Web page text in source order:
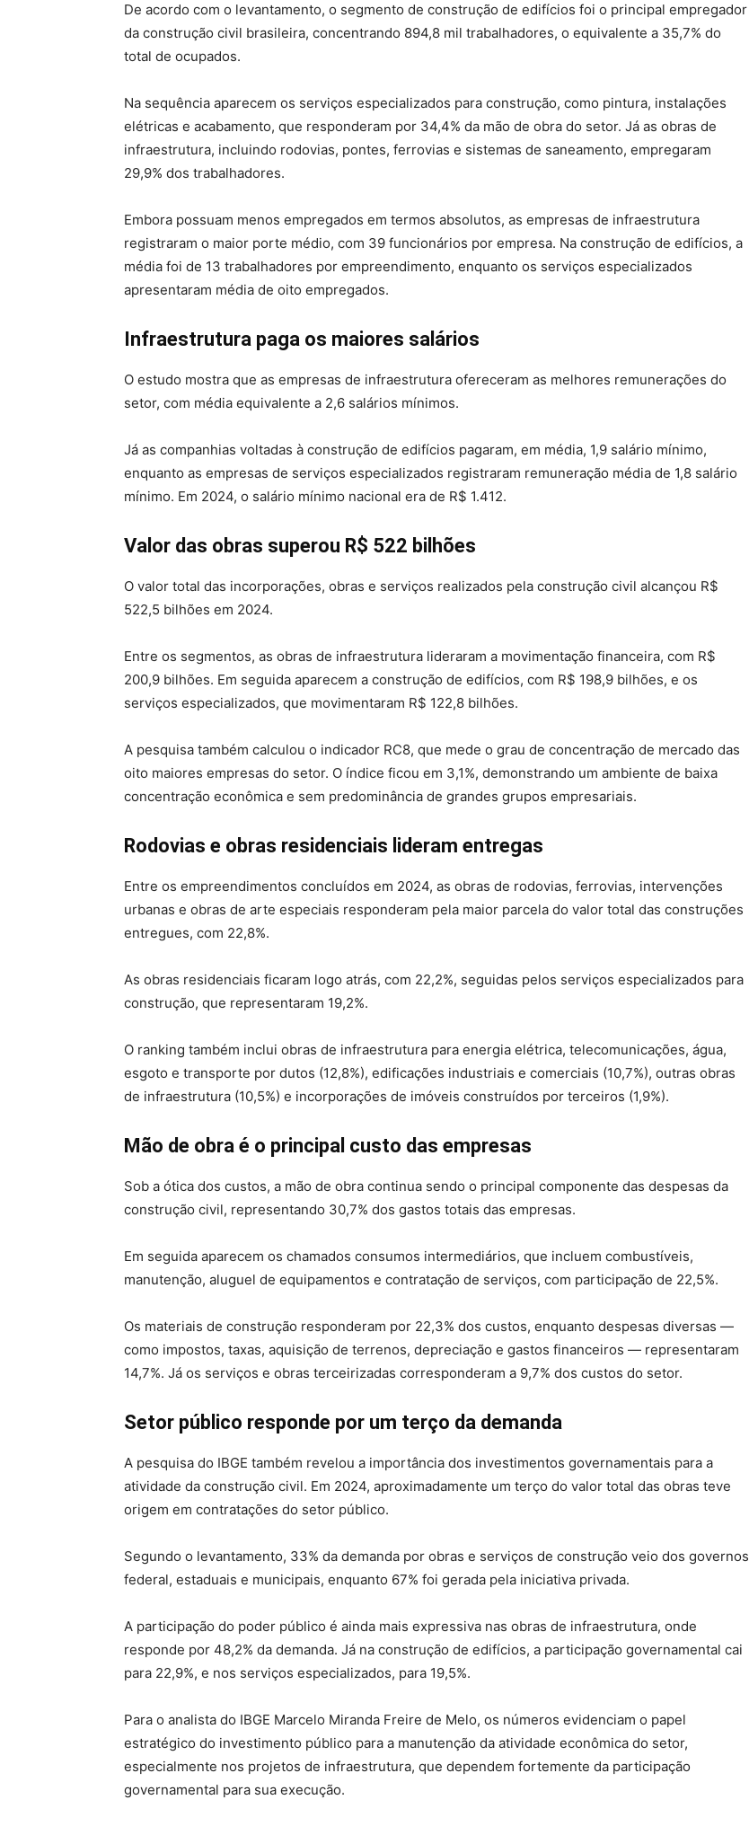
De acordo com o levantamento, o segmento de construção de edifícios foi o principal empregador
da construção civil brasileira, concentrando 894,8 mil trabalhadores, o equivalente a 35,7% do
total de ocupados.
Na sequência aparecem os serviços especializados para construção, como pintura, instalações
elétricas e acabamento, que responderam por 34,4% da mão de obra do setor. Já as obras de
infraestrutura, incluindo rodovias, pontes, ferrovias e sistemas de saneamento, empregaram
29,9% dos trabalhadores.
Embora possuam menos empregados em termos absolutos, as empresas de infraestrutura
registraram o maior porte médio, com 39 funcionários por empresa. Na construção de edifícios, a
média foi de 13 trabalhadores por empreendimento, enquanto os serviços especializados
apresentaram média de oito empregados.
Infraestrutura paga os maiores salários
O estudo mostra que as empresas de infraestrutura ofereceram as melhores remunerações do
setor, com média equivalente a 2,6 salários mínimos.
Já as companhias voltadas à construção de edifícios pagaram, em média, 1,9 salário mínimo,
enquanto as empresas de serviços especializados registraram remuneração média de 1,8 salário
mínimo. Em 2024, o salário mínimo nacional era de R$ 1.412.
Valor das obras superou R$ 522 bilhões
O valor total das incorporações, obras e serviços realizados pela construção civil alcançou R$
522,5 bilhões em 2024.
Entre os segmentos, as obras de infraestrutura lideraram a movimentação financeira, com R$
200,9 bilhões. Em seguida aparecem a construção de edifícios, com R$ 198,9 bilhões, e os
serviços especializados, que movimentaram R$ 122,8 bilhões.
A pesquisa também calculou o indicador RC8, que mede o grau de concentração de mercado das
oito maiores empresas do setor. O índice ficou em 3,1%, demonstrando um ambiente de baixa
concentração econômica e sem predominância de grandes grupos empresariais.
Rodovias e obras residenciais lideram entregas
Entre os empreendimentos concluídos em 2024, as obras de rodovias, ferrovias, intervenções
urbanas e obras de arte especiais responderam pela maior parcela do valor total das construções
entregues, com 22,8%.
As obras residenciais ficaram logo atrás, com 22,2%, seguidas pelos serviços especializados para
construção, que representaram 19,2%.
O ranking também inclui obras de infraestrutura para energia elétrica, telecomunicações, água,
esgoto e transporte por dutos (12,8%), edificações industriais e comerciais (10,7%), outras obras
de infraestrutura (10,5%) e incorporações de imóveis construídos por terceiros (1,9%).
Mão de obra é o principal custo das empresas
Sob a ótica dos custos, a mão de obra continua sendo o principal componente das despesas da
construção civil, representando 30,7% dos gastos totais das empresas.
Em seguida aparecem os chamados consumos intermediários, que incluem combustíveis,
manutenção, aluguel de equipamentos e contratação de serviços, com participação de 22,5%.
Os materiais de construção responderam por 22,3% dos custos, enquanto despesas diversas —
como impostos, taxas, aquisição de terrenos, depreciação e gastos financeiros — representaram
14,7%. Já os serviços e obras terceirizadas corresponderam a 9,7% dos custos do setor.
Setor público responde por um terço da demanda
A pesquisa do IBGE também revelou a importância dos investimentos governamentais para a
atividade da construção civil. Em 2024, aproximadamente um terço do valor total das obras teve
origem em contratações do setor público.
Segundo o levantamento, 33% da demanda por obras e serviços de construção veio dos governos
federal, estaduais e municipais, enquanto 67% foi gerada pela iniciativa privada.
A participação do poder público é ainda mais expressiva nas obras de infraestrutura, onde
responde por 48,2% da demanda. Já na construção de edifícios, a participação governamental cai
para 22,9%, e nos serviços especializados, para 19,5%.
Para o analista do IBGE Marcelo Miranda Freire de Melo, os números evidenciam o papel
estratégico do investimento público para a manutenção da atividade econômica do setor,
especialmente nos projetos de infraestrutura, que dependem fortemente da participação
governamental para sua execução.